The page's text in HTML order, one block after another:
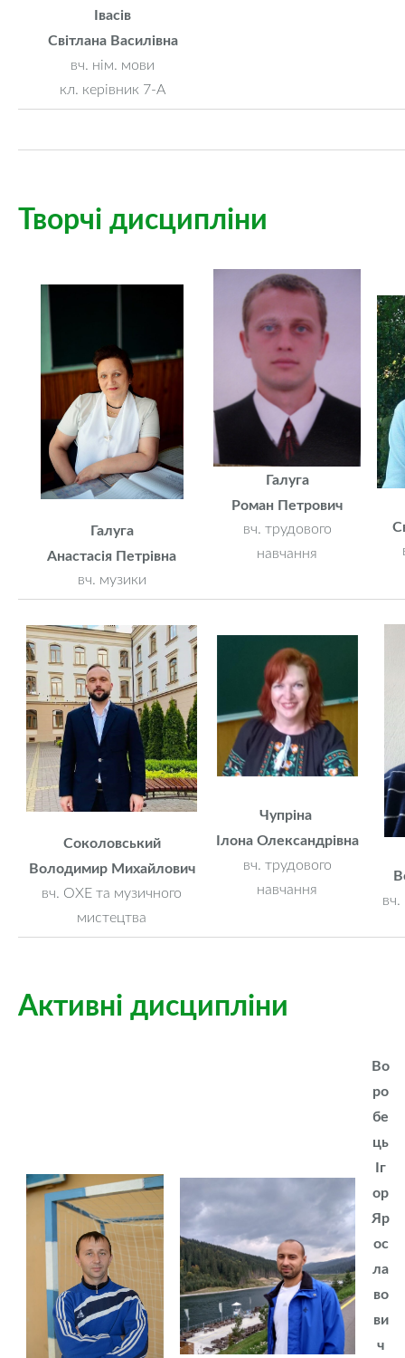
Івасів
Світлана Василівна
вч. нім. мови
кл. керівник 7-А
Творчі дисципліни
Галуга
Анастасія Петрівна
вч. музики
Галуга
Роман Петрович
вч. трудового
навчання
Соколовський
Володимир Михайлович
вч. ОХЕ та музичного
мистецтва
Чупріна
Ілона Олександрівна
вч. трудового
навчання
Активні дисципліни
Во
ро
бе
ць
Іг
ор
Яр
ос
ла
во
ви
ч